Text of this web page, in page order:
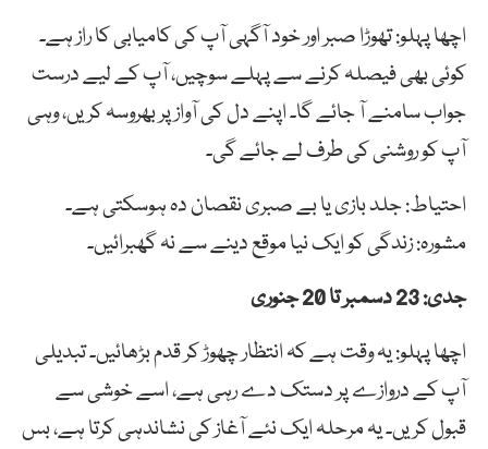
اچھا پہلو: تھوڑا صبر اور خود آگہی آپ کی کامیابی کا راز ہے۔
کوئی بھی فیصلہ کرنے سے پہلے سوچیں، آپ کے لیے درست
جواب سامنے آ جائے گا۔ اپنے دل کی آواز پر بھروسہ کریں، وہی
آپ کو روشنی کی طرف لے جائے گی۔
احتیاط: جلد بازی یا بے صبری نقصان دہ ہوسکتی ہے۔
مشورہ: زندگی کو ایک نیا موقع دینے سے نہ گھبرائیں۔
جدی: 23 دسمبر تا 20 جنوری
اچھا پہلو: یہ وقت ہے کہ انتظار چھوڑ کر قدم بڑھائیں۔ تبدیلی
آپ کے دروازے پر دستک دے رہی ہے، اسے خوشی سے
قبول کریں۔ یہ مرحلہ ایک نئے آغاز کی نشاندہی کرتا ہے، بس